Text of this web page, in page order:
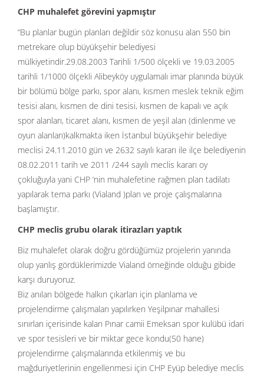
CHP muhalefet görevini yapmıştır
“Bu planlar bugün planları değildir söz konusu alan 550 bin
metrekare olup büyükşehir belediyesi
mülkiyetindir.29.08.2003 Tarihli 1/500 ölçekli ve 19.03.2005
tarihli 1/1000 ölçekli Alibeyköy uygulamalı imar planında büyük
bir bölümü bölge parkı, spor alanı, kısmen meslek teknik eğim
tesisi alanı, kısmen de dini tesisi, kısmen de kapalı ve açık
spor alanları, ticaret alanı, kısmen de yeşil alan (dinlenme ve
oyun alanları)kalkmakta iken İstanbul büyükşehir belediye
meclisi 24.11.2010 gün ve 2632 sayılı kararı ile ilçe belediyenin
08.02.2011 tarih ve 2011 /244 sayılı meclis kararı oy
çokluğuyla yani CHP ‘nin muhalefetine rağmen plan tadilatı
yapılarak tema parkı (Vialand )plan ve proje çalışmalarına
başlamıştır.
CHP meclis grubu olarak itirazları yaptık
Biz muhalefet olarak doğru gördüğümüz projelerin yanında
olup yanlış gördüklerimizde Vialand örneğinde olduğu gibide
karşı duruyoruz.
Biz anılan bölgede halkın çıkarları için planlama ve
projelendirme çalışmaları yapılırken Yeşilpınar mahallesi
sınırları içerisinde kalan Pınar camii Emeksan spor kulübü idari
ve spor tesisleri ve bir miktar gece kondu(50 hane)
projelendirme çalışmalarında etkilenmiş ve bu
mağduriyetlerinin engellenmesi için CHP Eyüp belediye meclis